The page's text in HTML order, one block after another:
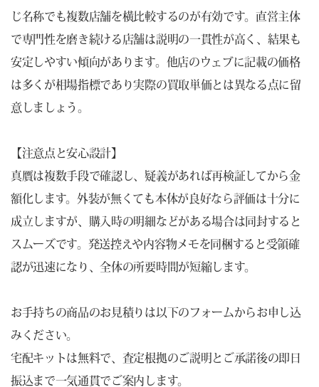
じ名称でも複数店舗を横比較するのが有効です。直営主体
で専門性を磨き続ける店舗は説明の一貫性が高く、結果も
安定しやすい傾向があります。他店のウェブに記載の価格
は多くが相場指標であり実際の買取単価とは異なる点に留
意しましょう。
【注意点と安心設計】
真贋は複数手段で確認し、疑義があれば再検証してから金
額化します。外装が無くても本体が良好なら評価は十分に
成立しますが、購入時の明細などがある場合は同封すると
スムーズです。発送控えや内容物メモを同梱すると受領確
認が迅速になり、全体の所要時間が短縮します。
お手持ちの商品のお見積りは以下のフォームからお申し込
みください。
宅配キットは無料で、査定根拠のご説明とご承諾後の即日
振込まで一気通貫でご案内します。